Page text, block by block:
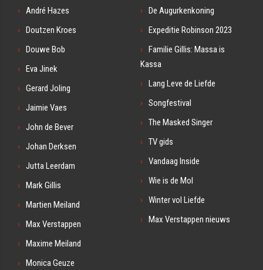
André Hazes
Doutzen Kroes
Douwe Bob
Eva Jinek
Gerard Joling
Jaimie Vaes
John de Bever
Johan Derksen
Jutta Leerdam
Mark Gillis
Martien Meiland
Max Verstappen
Maxime Meiland
Monica Geuze
De Augurkenkoning
Expeditie Robinson 2023
Familie Gillis: Massa is
Kassa
Lang Leve de Liefde
Songfestival
The Masked Singer
TV gids
Vandaag Inside
Wie is de Mol
Winter vol Liefde
Max Verstappen nieuws